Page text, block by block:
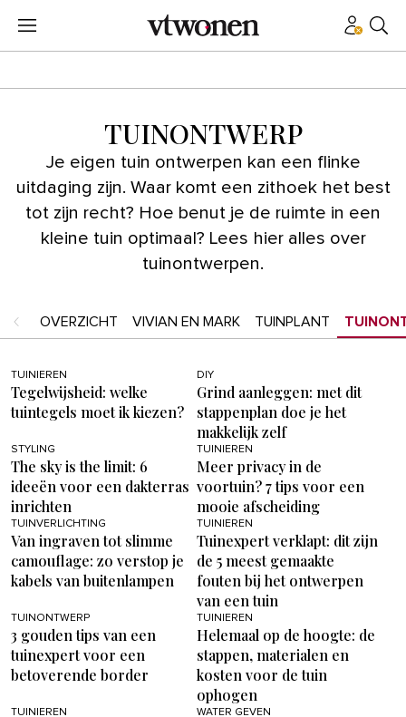
TUINONTWERP
Je eigen tuin ontwerpen kan een flinke
uitdaging zijn. Waar komt een zithoek het best
tot zijn recht? Hoe benut je de ruimte in een
kleine tuin optimaal? Lees hier alles over
tuinontwerpen.
OVERZICHT VIVIAN EN MARK TUINPLANT
TUINIEREN
Tegelwijsheid: welke
tuintegels moet ik kiezen?
DIY
Grind aanleggen: met dit
stappenplan doe je het
makkelijk zelf
STYLING
The sky is the limit: 6
ideeën voor een dakterras
inrichten
TUINIEREN
Meer privacy in de
voortuin? 7 tips voor een
mooie afscheiding
TUINVERLICHTING
Van ingraven tot slimme
camouflage: zo verstop je
kabels van buitenlampen
TUINIEREN
Tuinexpert verklapt: dit zijn
de 5 meest gemaakte
fouten bij het ontwerpen
van een tuin
TUINONTWERP
3 gouden tips van een
tuinexpert voor een
betoverende border
TUINIEREN
Helemaal op de hoogte: de
stappen, materialen en
kosten voor de tuin
ophogen
TUINIEREN WATER GEVEN